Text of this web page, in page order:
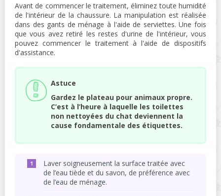
Avant de commencer le traitement, éliminez toute humidité
de l'intérieur de la chaussure. La manipulation est réalisée
dans des gants de ménage à l'aide de serviettes. Une fois
que vous avez retiré les restes d'urine de l'intérieur, vous
pouvez commencer le traitement à l'aide de dispositifs
d'assistance.
Astuce
Gardez le plateau pour animaux propre.
C’est à l’heure à laquelle les toilettes
non nettoyées du chat deviennent la
cause fondamentale des étiquettes.
Laver soigneusement la surface traitée avec
de l’eau tiède et du savon, de préférence avec
de l’eau de ménage.